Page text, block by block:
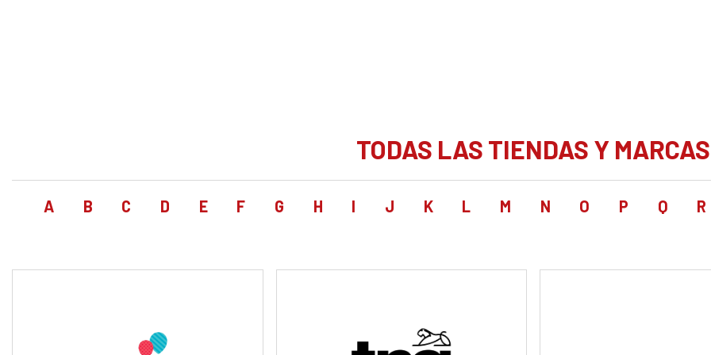
TODAS LAS TIENDAS Y MARCAS
A B C D E F G H I J K L M N O P Q R